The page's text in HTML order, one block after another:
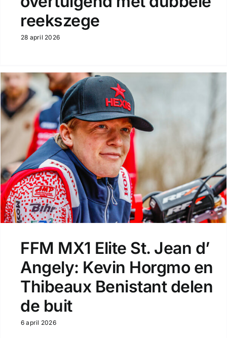
reekszege
28 april 2026
FFM MX1 Elite St. Jean d’
Angely: Kevin Horgmo en
Thibeaux Benistant delen
de buit
6 april 2026